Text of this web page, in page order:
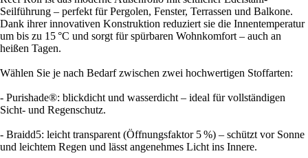
Seilführung – perfekt für Pergolen, Fenster, Terrassen und Balkone.
Dank ihrer innovativen Konstruktion reduziert sie die Innentemperatur
um bis zu 15 °C und sorgt für spürbaren Wohnkomfort – auch an
heißen Tagen.
Wählen Sie je nach Bedarf zwischen zwei hochwertigen Stoffarten:
- Purishade®: blickdicht und wasserdicht – ideal für vollständigen
Sicht- und Regenschutz.
- Braidd5: leicht transparent (Öffnungsfaktor 5 %) – schützt vor Sonne
und leichtem Regen und lässt angenehmes Licht ins Innere.